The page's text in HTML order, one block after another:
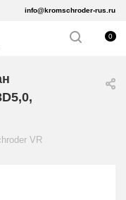
info@kromschroder-rus.ru
0
VR